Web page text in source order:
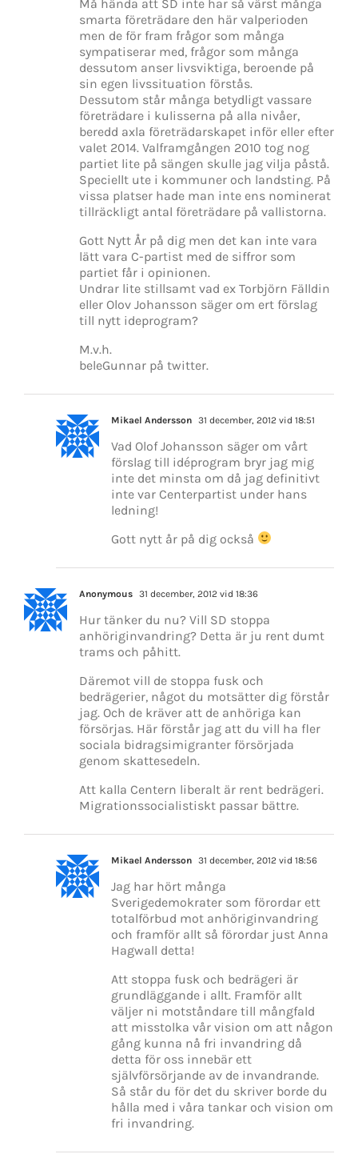
Må hända att SD inte har så värst många
smarta företrädare den här valperioden
men de för fram frågor som många
sympatiserar med, frågor som många
dessutom anser livsviktiga, beroende på
sin egen livssituation förstås.
Dessutom står många betydligt vassare
företrädare i kulisserna på alla nivåer,
beredd axla företrädarskapet inför eller efter
valet 2014. Valframgången 2010 tog nog
partiet lite på sängen skulle jag vilja påstå.
Speciellt ute i kommuner och landsting. På
vissa platser hade man inte ens nominerat
tillräckligt antal företrädare på vallistorna.
Gott Nytt År på dig men det kan inte vara
lätt vara C-partist med de siffror som
partiet får i opinionen.
Undrar lite stillsamt vad ex Torbjörn Fälldin
eller Olov Johansson säger om ert förslag
till nytt ideprogram?
M.v.h.
beleGunnar på twitter.
Mikael Andersson 31 december, 2012 vid 18:51
Vad Olof Johansson säger om vårt
förslag till idéprogram bryr jag mig
inte det minsta om då jag definitivt
inte var Centerpartist under hans
ledning!
Gott nytt år på dig också
Anonymous 31 december, 2012 vid 18:36
Hur tänker du nu? Vill SD stoppa
anhöriginvandring? Detta är ju rent dumt
trams och påhitt.
Däremot vill de stoppa fusk och
bedrägerier, något du motsätter dig förstår
jag. Och de kräver att de anhöriga kan
försörjas. Här förstår jag att du vill ha fler
sociala bidragsimigranter försörjada
genom skattesedeln.
Att kalla Centern liberalt är rent bedrägeri.
Migrationssocialistiskt passar bättre.
Mikael Andersson 31 december, 2012 vid 18:56
Jag har hört många
Sverigedemokrater som förordar ett
totalförbud mot anhöriginvandring
och framför allt så förordar just Anna
Hagwall detta!
Att stoppa fusk och bedrägeri är
grundläggande i allt. Framför allt
väljer ni motståndare till mångfald
att misstolka vår vision om att någon
gång kunna nå fri invandring då
detta för oss innebär ett
självförsörjande av de invandrande.
Så står du för det du skriver borde du
hålla med i våra tankar och vision om
fri invandring.